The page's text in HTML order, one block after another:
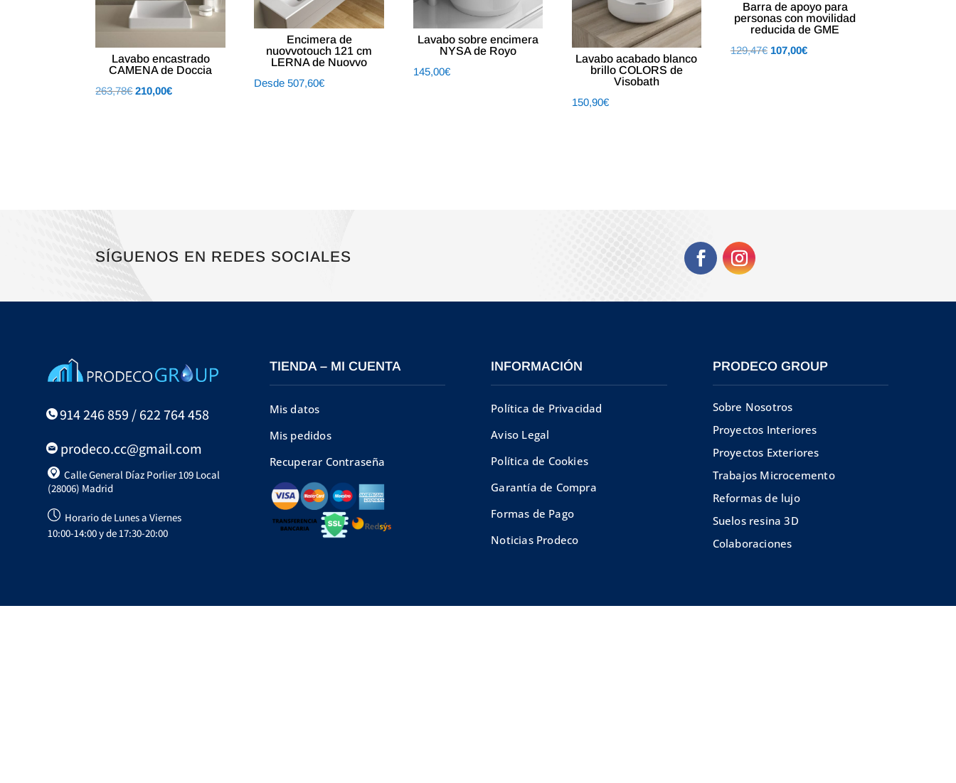
Lavabo encastrado
CAMENA de Doccia
263,78€ El
210,00€El
Encimera de
nuovvotouch 121 cm
LERNA de Nuovvo
Desde 507,60€
Lavabo sobre encimera
NYSA de Royo
145,00€
Lavabo acabado blanco
brillo COLORS de
Visobath
150,90€
Barra de apoyo para
personas con movilidad
reducida de GME
129,47€ El
107,00€El
SÍGUENOS EN REDES SOCIALES
914 246 859 / 622 764 458
prodeco.cc@gmail.com
Calle General Díaz Porlier 109 Local
(28006) Madrid
Horario de Lunes a Viernes
10:00-14:00 y de 17:30-20:00
TIENDA – MI CUENTA
Mis datos
Mis pedidos
Recuperar Contraseña
INFORMACIÓN
Política de Privacidad
Aviso Legal
Política de Cookies
Garantía de Compra
Formas de Pago
Noticias Prodeco
PRODECO GROUP
Sobre Nosotros
Proyectos Interiores
Proyectos Exteriores
Trabajos Microcemento
Reformas de lujo
Suelos resina 3D
Colaboraciones